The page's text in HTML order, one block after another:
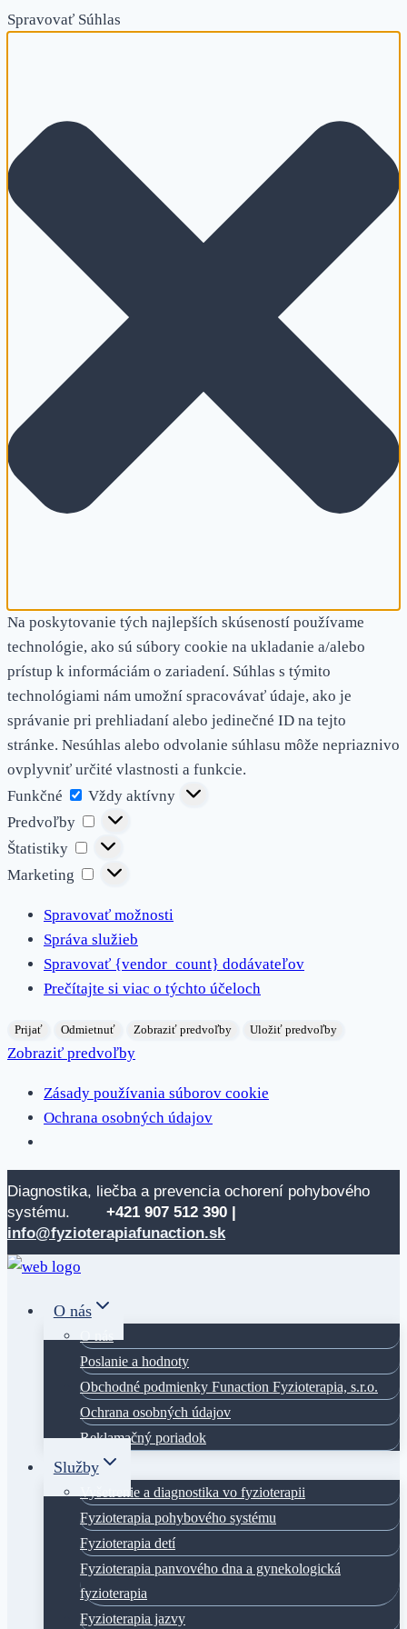
Spravovať Súhlas
Na poskytovanie tých najlepších skúseností používame
technológie, ako sú súbory cookie na ukladanie a/alebo
prístup k informáciám o zariadení. Súhlas s týmito
technológiami nám umožní spracovávať údaje, ako je
správanie pri prehliadaní alebo jedinečné ID na tejto
stránke. Nesúhlas alebo odvolanie súhlasu môže nepriaznivo
ovplyvniť určité vlastnosti a funkcie.
Funkčné
Funkčné
Vždy aktívny
Predvoľby
Predvoľby
Štatistiky
Štatistiky
Marketing
Marketing
Spravovať možnosti
Správa služieb
Spravovať {vendor_count} dodávateľov
Prečítajte si viac o týchto účeloch
Prijať Odmietnuť Zobraziť predvoľby Uložiť predvoľby
Zobraziť predvoľby
Zásady používania súborov cookie
Ochrana osobných údajov
Skip
to
content
Diagnostika, liečba a prevencia ochorení pohybového
systému. +421 907 512 390 |
info@fyzioterapiafunaction.sk
O nás
Poslanie a hodnoty
Obchodné podmienky Funaction Fyzioterapia, s.r.o.
Ochrana osobných údajov
Reklamačný poriadok
Služby
Vyšetrenie a diagnostika vo fyzioterapii
Fyzioterapia pohybového systému
Fyzioterapia detí
Fyzioterapia panvového dna a gynekologická
fyzioterapia
Fyzioterapia jazvy